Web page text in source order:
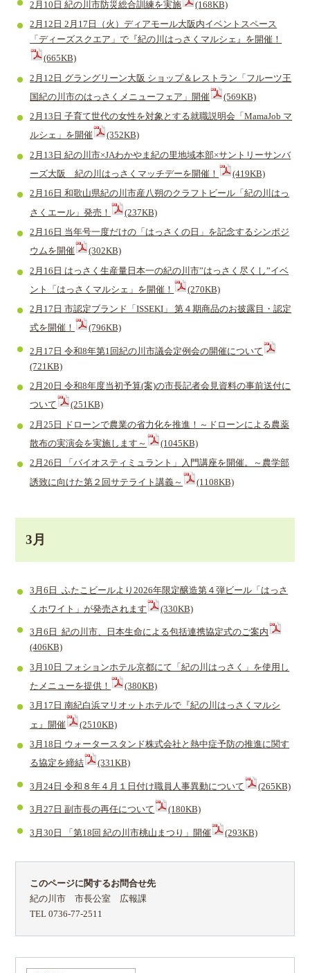
2月10日 紀の川市防災総合訓練を実施 (168KB)
2月12日 2月17日（火）ディアモール大阪内イベントスペース
「ディーズスクエア」で『紀の川はっさくマルシェ』を開催！
(665KB)
2月12日 グラングリーン大阪 ショップ＆レストラン「フルーツ王
国紀の川市のはっさくメニューフェア」開催
(569KB)
2月13日 子育て世代の女性を対象とする就職説明会「MamaJob マ
ルシェ」を開催
(352KB)
2月13日 紀の川市×JAわかやま紀の里地域本部×サントリーサンバ
ーズ大阪 紀の川はっさくマッチデーを開催！
(419KB)
2月16日 和歌山県紀の川市産八朔のクラフトビール「紀の川はっ
さくエール」発売！
(237KB)
2月16日 当年号一度だけの「はっさくの日」を記念するシンポジ
ウムを開催
(302KB)
2月16日 はっさく生産量日本一の紀の川市”はっさく尽くし”イベ
ント「はっさくマルシェ」を開催！
(270KB)
2月17日 市認定ブランド「ISSEKI」 第４期商品のお披露目・認定
式を開催！
(796KB)
2月17日 令和8年第1回紀の川市議会定例会の開催について
(721KB)
2月20日 令和8年度当初予算(案)の市長記者会見資料の事前送付に
ついて
(251KB)
2月25日 ドローンで農業の省力化を推進！～ドローンによる農薬
散布の実演会を実施します～
(1045KB)
2月26日 「バイオスティミュラント」入門講座を開催。～農学部
誘致に向けた第２回サテライト講義～
(1108KB)
3月
3月6日 ふたこビールより2026年限定醸造第４弾ビール「はっさ
くホワイト」が発売されます
(330KB)
3月6日 紀の川市、日本生命による包括連携協定式のご案内
(406KB)
3月10日 フォションホテル京都にて「紀の川はっさく」を使用し
たメニューを提供！
(380KB)
3月17日 南紀白浜マリオットホテルで『紀の川はっさくマルシ
ェ』開催
(2510KB)
3月18日 ウォータースタンド株式会社と熱中症予防の推進に関す
る協定を締結
(331KB)
3月24日 令和８年４月１日付け職員人事異動について (265KB)
3月27日 副市長の再任について (180KB)
3月30日 「第18回 紀の川市桃山まつり」開催 (293KB)
このページに関するお問合せ先
紀の川市 市長公室 広報課
TEL 0736-77-2511